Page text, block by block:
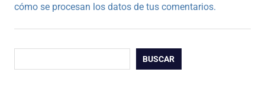
cómo se procesan los datos de tus comentarios.
BUSCAR